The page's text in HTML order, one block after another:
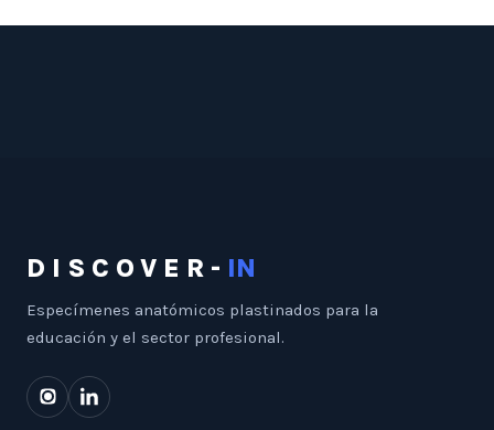
DISCOVER- IN
Especímenes anatómicos plastinados para la
educación y el sector profesional.